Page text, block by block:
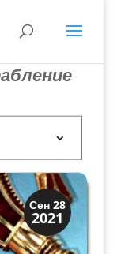
Сен 28
2021